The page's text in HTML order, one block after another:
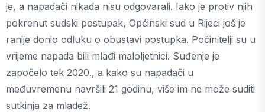
je, a napadači nikada nisu odgovarali. Iako je protiv njih
pokrenut sudski postupak, Općinski sud u Rijeci još je
ranije donio odluku o obustavi postupka. Počinitelji su u
vrijeme napada bili mlađi maloljetnici. Suđenje je
započelo tek 2020., a kako su napadači u
međuvremenu navršili 21 godinu, više im ne može suditi
sutkinja za mladež.